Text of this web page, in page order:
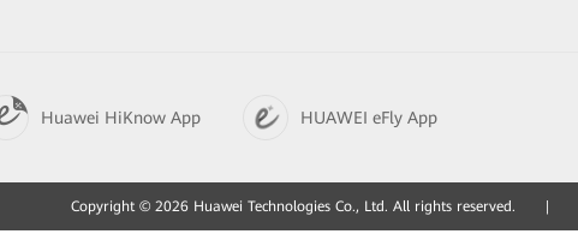
Huawei HiKnow App HUAWEI eFly App
Copyright © 2026 Huawei Technologies Co., Ltd. All rights reserved.